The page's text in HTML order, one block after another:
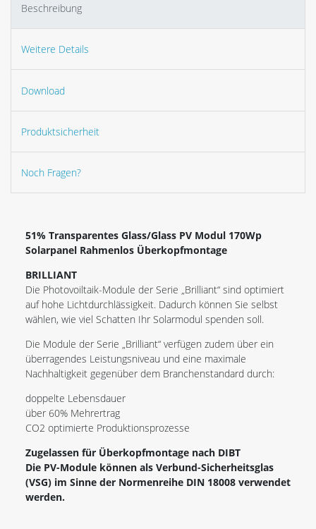
Beschreibung
Weitere Details
Download
Produktsicherheit
Noch Fragen?
51% Transparentes Glass/Glass PV Modul 170Wp
Solarpanel Rahmenlos Überkopfmontage
BRILLIANT
Die Photovoiltaik-Module der Serie „Brilliant“ sind optimiert
auf hohe Lichtdurchlässigkeit. Dadurch können Sie selbst
wählen, wie viel Schatten Ihr Solarmodul spenden soll.
Die Module der Serie „Brilliant“ verfügen zudem über ein
überragendes Leistungsniveau und eine maximale
Nachhaltigkeit gegenüber dem Branchenstandard durch:
doppelte Lebensdauer
über 60% Mehrertrag
CO2 optimierte Produktionsprozesse
Zugelassen für Überkopfmontage nach DIBT
Die PV-Module können als Verbund-Sicherheitsglas
(VSG) im Sinne der Normenreihe DIN 18008 verwendet
werden.